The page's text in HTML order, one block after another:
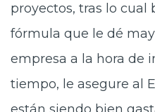
proyectos, tras lo cual
fórmula que le dé
empresa a la hora de
tiempo, le asegure al